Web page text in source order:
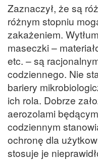
Zaznaczył, że są
różnym stopniu
zakażeniem.
maseczki –
etc. – są
codziennego. Nie
bariery
ich rola. Dobrze
aerozolami
codziennym
ochronę dla
stosuje je